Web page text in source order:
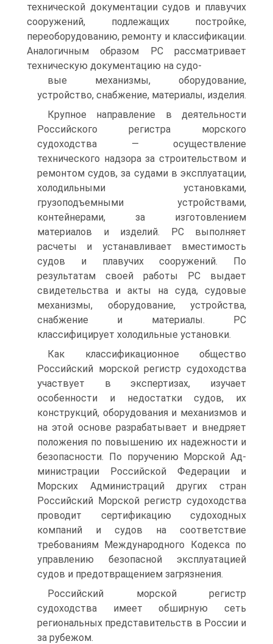
технической документации судов и плавучих
сооружений, подлежащих постройке,
переоборудованию, ремонту и классификации.
Аналогичным образом PC рассматривает
техническую документацию на судо-
вые механизмы, оборудование,
устройство, снабжение, материалы, изделия.
Крупное направление в деятельности
Российского регистра морского
судоходства — осуществление
технического надзора за строительством и
ремонтом судов, за судами в эксплуатации,
холодильными установками,
грузоподъемными устройствами,
контейнерами, за изготовлением
материалов и изделий. PC выполняет
расчеты и устанавливает вместимость
судов и плавучих сооружений. По
результатам своей работы PC выдает
свидетельства и акты на суда, судовые
механизмы, оборудование, устройства,
снабжение и материалы. PC
классифицирует холодильные установки.
Как классификационное общество
Российский морской регистр судоходства
участвует в экспертизах, изучает
особенности и недостатки судов, их
конструкций, оборудования и механизмов и
на этой основе разрабатывает и внедряет
положения по повышению их надежности и
безопасности. По поручению Морской Ад-
министрации Российской Федерации и
Морских Администраций других стран
Российский Морской регистр судоходства
проводит сертификацию судоходных
компаний и судов на соответствие
требованиям Международного Кодекса по
управлению безопасной эксплуатацией
судов и предотвращением загрязнения.
Российский морской регистр
судоходства имеет обширную сеть
региональных представительств в России и
за рубежом.